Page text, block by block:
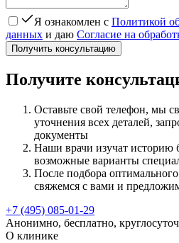
Я ознакомлен с Политикой
данных и даю Согласие на
Получить консультацию
Получите
Оставьте свой телефон, мы
уточнения всех деталей,
документы
Наши врачи изучат историю
возможные варианты
После подбора
свяжемся с вами и
+7 (495) 085-01-29
Анонимно, бесплатно,
О клинике